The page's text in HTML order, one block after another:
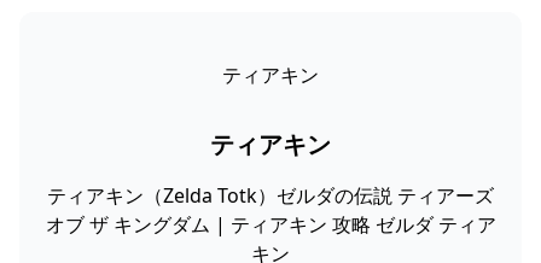
ティアキン
ティアキン
ティアキン（Zelda Totk）ゼルダの伝説 ティアーズ
オブ ザ キングダム | ティアキン 攻略 ゼルダ ティア
キン